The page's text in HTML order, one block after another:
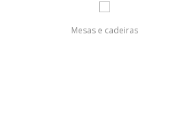
Mesas e cadeiras